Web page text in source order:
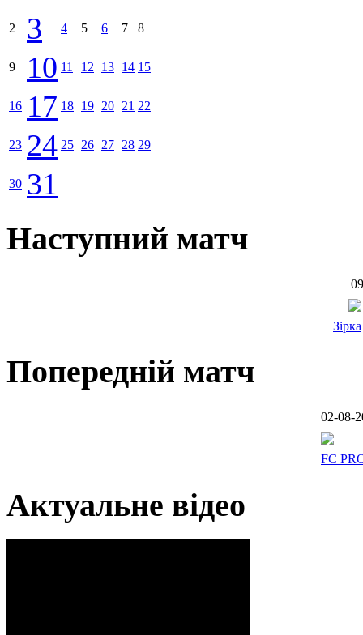
2 3 4 5 6 7 8
9 10 11 12 13 14 15
16 17 18 19 20 21 22
23 24 25 26 27 28 29
30 31
Наступний матч
Зірка
Попередній матч
02-08-
FC
Актуальне відео